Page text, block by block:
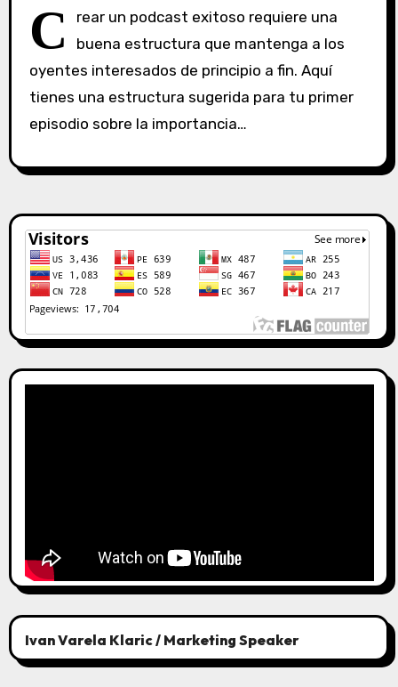
i
n
c
o
t
r
i
o
s
C
rear un podcast exitoso requiere una
buena estructura que mantenga a los
oyentes interesados de principio a fin. Aquí
tienes una estructura sugerida para tu primer
episodio sobre la importancia…
Ivan Varela Klaric / Marketing Speaker